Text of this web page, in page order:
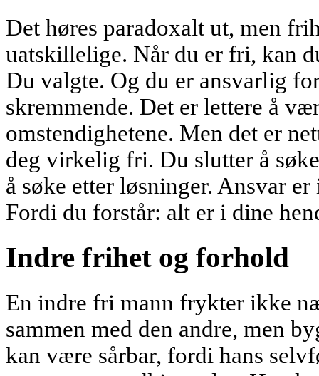
Det høres paradoxalt ut, men
uatskillelige. Når du er fri, kan
Du valgte. Og du er ansvarlig
skremmende. Det er lettere å
omstendighetene. Men det er
deg virkelig fri. Du slutter å
å søke etter løsninger. Ansvar
Fordi du forstår: alt er i dine
Indre frihet og forhold
En indre fri mann frykter ikke
sammen med den andre, men
kan være sårbar, fordi hans